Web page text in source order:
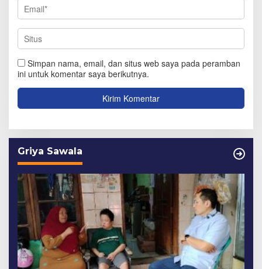
Simpan nama, email, dan situs web saya pada peramban
ini untuk komentar saya berikutnya.
Griya Sawala